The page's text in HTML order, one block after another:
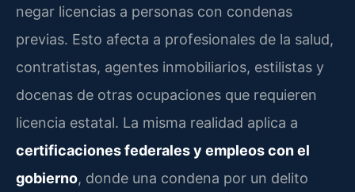
negar licencias a personas con condenas
previas. Esto afecta a profesionales de la salud,
contratistas, agentes inmobiliarios, estilistas y
docenas de otras ocupaciones que requieren
licencia estatal. La misma realidad aplica a
certificaciones federales y empleos con el
gobierno, donde una condena por un delito